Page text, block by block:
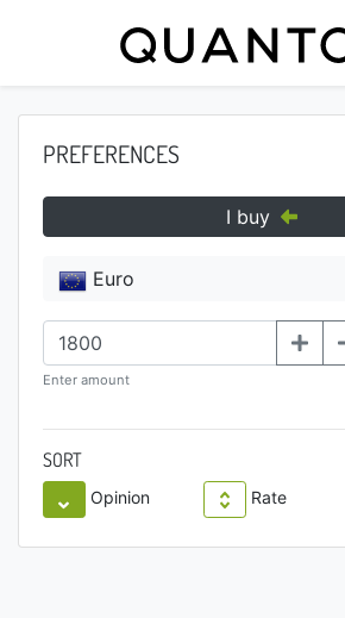
PREFERENCES
I buy
Euro
Enter amount
SORT
Opinion Rate